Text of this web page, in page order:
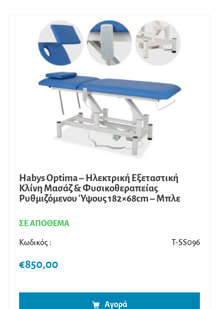
Habys Optima – Ηλεκτρική Εξεταστική
Κλίνη Μασάζ & Φυσικοθεραπείας
Ρυθμιζόμενου Ύψους 182×68cm – Μπλε
ΣΕ ΑΠΟΘΕΜΑ
Κωδικός : T-SS096
€850,00
Αγορά